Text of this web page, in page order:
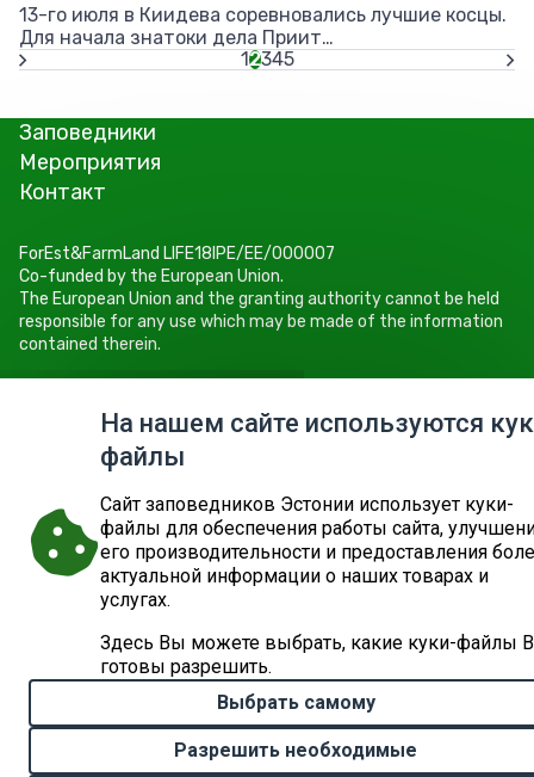
13-го июля в Киидева соревновались лучшие косцы.
Для начала знатоки дела Приит…
страниц
Страница
1Текущая
страница
2Страница
3Страница
4Страница
5
Заповедники
Мероприятия
Контакт
ДЕПАРТАМЕНТ ОКРУЖАЮЩЕЙ СРЕДЫ ЗАПРОС
ForEst&FarmLand LIFE18IPE/EE/000007
Co-funded by the European Union.
The European Union and the granting authority cannot be held
responsible for any use which may be made of the information
contained therein.
Roheline 64, 80010 Pärnu
Tel +372 662 5999
E-post: info@keskkonnaamet.ee
На нашем сайте используются
файлы
Cайт заповедников Эстонии использует куки-
файлы для обеспечения работы сайта,
его производительности и предоставления
актуальной информации о наших товарах и
услугах.
Здесь Вы можете выбрать, какие куки-файлы
готовы разрешить.
Выбрать самому
Разрешить необходимые